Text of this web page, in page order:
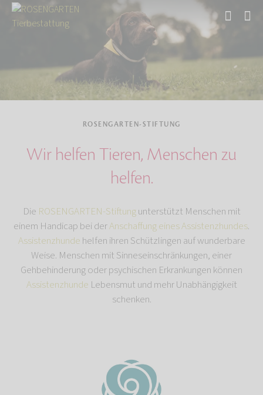
ROSENGARTEN-STIFTUNG
Wir helfen Tieren, Menschen zu
helfen.
Die ROSENGARTEN-Stiftungunterstützt Menschen mit
einem Handicap bei derAnschaffung eines Assistenzhundes.
Assistenzhunde helfen ihren Schützlingen auf wunderbare
Weise. Menschen mit Sinneseinschränkungen, einer
Gehbehinderung oder psychischen Erkrankungen können
Assistenzhunde Lebensmut und mehr Unabhängigkeit
schenken.